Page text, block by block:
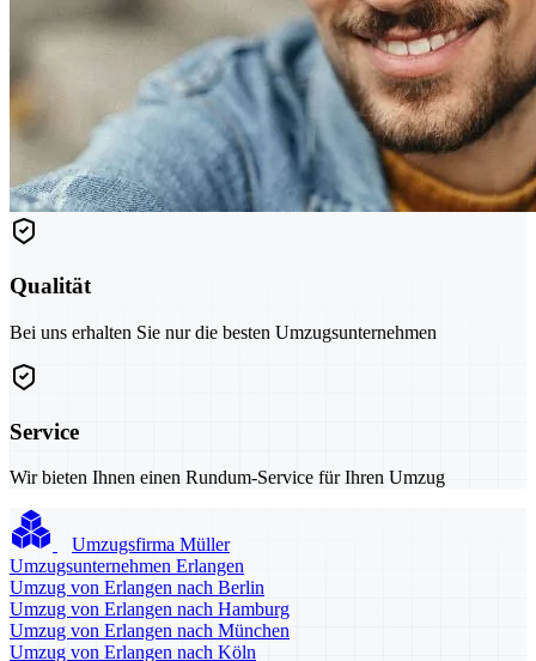
Qualität
Bei uns erhalten Sie nur die besten Umzugsunternehmen
Service
Wir bieten Ihnen einen Rundum-Service für Ihren Umzug
Umzugsfirma Müller
Umzugsunternehmen Erlangen
Umzug von Erlangen nach Berlin
Umzug von Erlangen nach Hamburg
Umzug von Erlangen nach München
Umzug von Erlangen nach Köln